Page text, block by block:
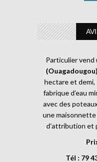
Particulier
(Ouagadougou)
hectare et demi,
fabrique d’eau
avec des
une
d’attribution et
Tél : 79